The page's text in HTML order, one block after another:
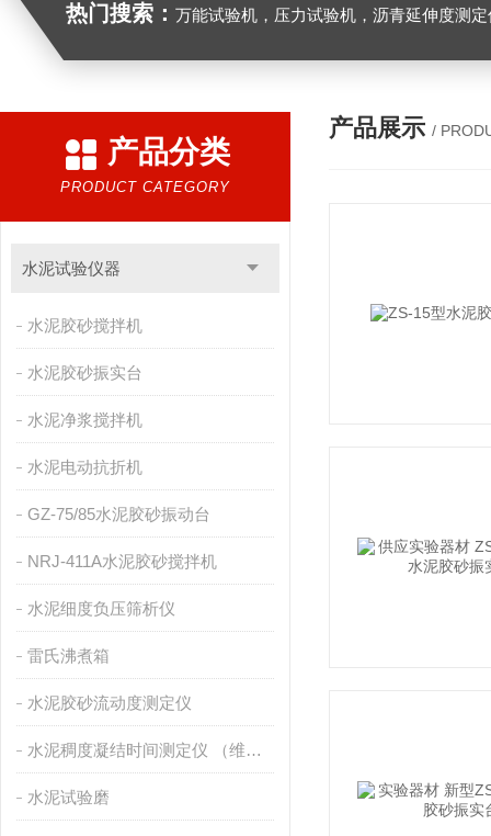
热门搜索： 万能试验机，压力试验机，沥青延伸度测定仪，沥青混合料拌合机，全自动沥青混合料离心式抽提仪，马歇尔电动
产品分类
PRODUCT CATEGORY
水泥试验仪器
水泥胶砂搅拌机
水泥胶砂振实台
水泥净浆搅拌机
水泥电动抗折机
GZ-75/85水泥胶砂振动台
NRJ-411A水泥胶砂搅拌机
水泥细度负压筛析仪
雷氏沸煮箱
水泥胶砂流动度测定仪
水泥稠度凝结时间测定仪 （维卡仪）
水泥试验磨
产品展示 /